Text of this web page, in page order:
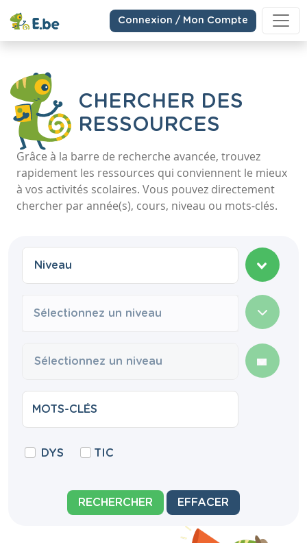
Connexion / Mon Compte
CHERCHER DES
RESSOURCES
Grâce à la barre de recherche avancée, trouvez
rapidement les ressources qui conviennent le mieux
à vos activités scolaires. Vous pouvez directement
chercher par année(s), cours, niveau ou mots-clés.
Sélectionnez un niveau
DYS TIC
RECHERCHER EFFACER